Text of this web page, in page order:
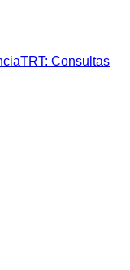
TRT: Consultas